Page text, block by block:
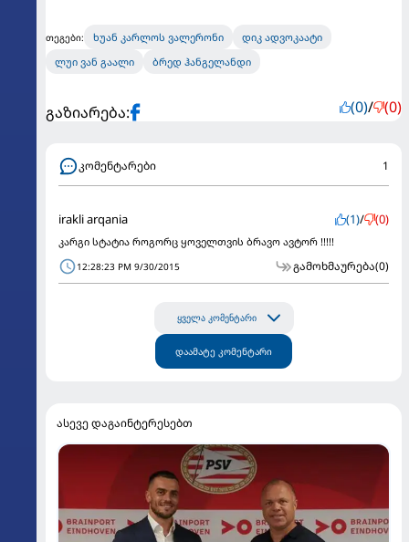
თეგები: ხუან კარლოს ვალერონი
დიკ ადვოკაატი
ლუი ვან გაალი
ბრედ ჰანგელანდი
გაზიარება: (0)/ (0)
კომენტარები 1
irakli arqania (1)/ (0)
კარგი სტატია როგორც ყოველთვის ბრავო ავტორ !!!!!
12:28:23 PM 9/30/2015 გამოხმაურება(0)
ყველა კომენტარი
დაამატე კომენტარი
ასევე დაგაინტერესებთ